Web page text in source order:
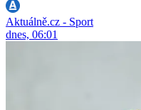
Aktuálně.cz - Sport
dnes, 06:01